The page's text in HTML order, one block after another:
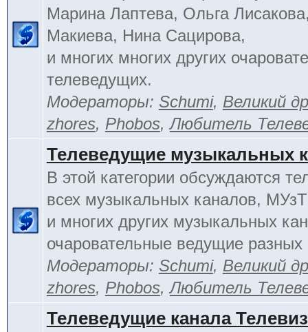
Марина Лаптева, Ольга
Макиева, Нина Сацирова,
и многих многих других
телеведущих.
Модераторы: Schumi, Великий
zhores, Phobos,Любитель
Телеведущие музыкальных
В этой категории обсуждаются
всех музыкальных каналов,
и многих других музыкальных
очаровательные ведущие разных
Модераторы: Schumi, Великий
zhores, Phobos,Любитель
Телеведущие канала